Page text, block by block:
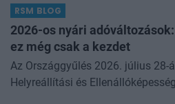
még az állam finanszírozását is m
RSM BLOG
2026-os nyári
ez még csak a kezdet
Az Országgyűlés 2026. július 28-
Helyreállítási és